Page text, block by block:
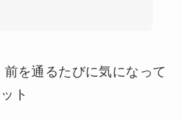
を通るたびに気になって
ト